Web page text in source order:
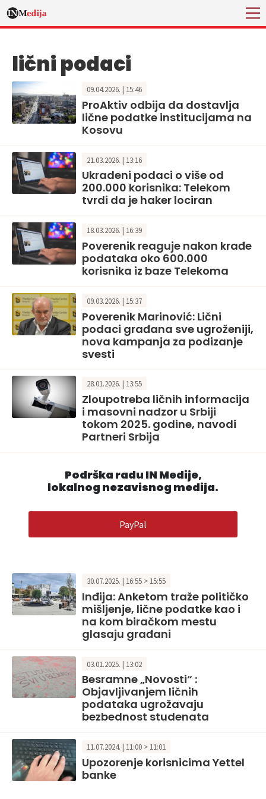
lični podaci
09.04.2026. | 15:46
ProAktiv odbija da dostavlja
lične podatke institucijama na
Kosovu
21.03.2026. | 13:16
Ukradeni podaci o više od
200.000 korisnika: Telekom
tvrdi da je haker lociran
18.03.2026. | 16:39
Poverenik reaguje nakon krađe
podataka oko 600.000
korisnika iz baze Telekoma
09.03.2026. | 15:37
Poverenik Marinović: Lični
podaci građana sve ugroženiji,
nova kampanja za podizanje
svesti
28.01.2026. | 13:55
Zloupotreba ličnih informacija
i masovni nadzor u Srbiji
tokom 2025. godine, navodi
Partneri Srbija
Podrška radu IN Medije,
lokalnog nezavisnog medija.
PayPal
30.07.2025. | 16:55 > 15:55
Inđija: Anketom traže političko
mišljenje, lične podatke kao i
na kom biračkom mestu
glasaju građani
03.01.2025. | 13:02
Besramne „Novosti“ :
Objavljivanjem ličnih
podataka ugrožavaju
bezbednost studenata
11.07.2024. | 11:00 > 11:01
Upozorenje korisnicima Yettel
banke